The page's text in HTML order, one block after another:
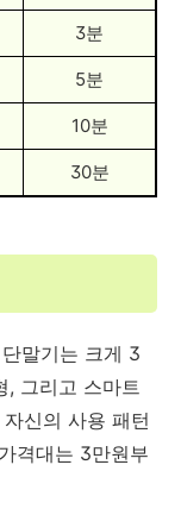
3분
5분
10분
30분
말기는 크게 3
, 그리고 스마트
신의 사용 패턴
격대는 3만원부